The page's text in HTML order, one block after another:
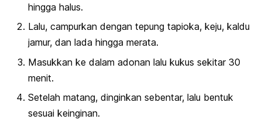
hingga halus.
Lalu, campurkan dengan tepung tapioka, keju, kaldu
jamur, dan lada hingga merata.
Masukkan ke dalam adonan lalu kukus sekitar 30
menit.
Setelah matang, dinginkan sebentar, lalu bentuk
sesuai keinginan.